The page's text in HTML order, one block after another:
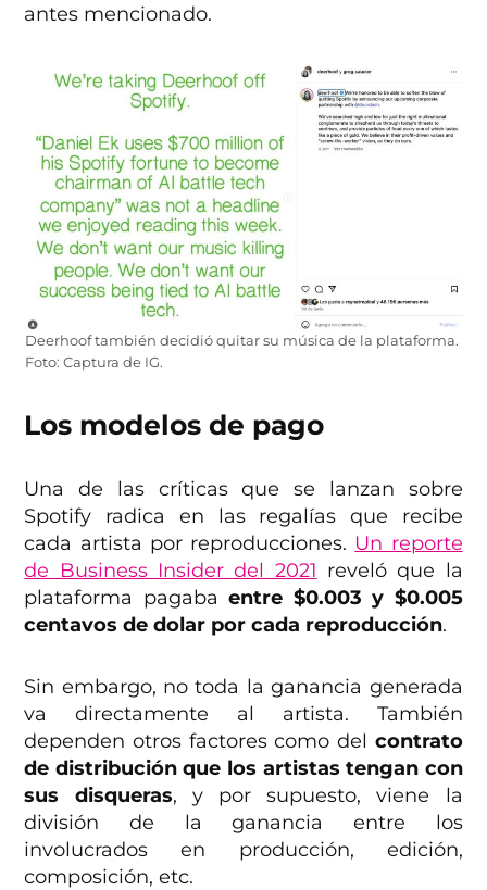
antes mencionado.
Deerhoof también decidió quitar su música de la plataforma.
Foto: Captura de IG.
Los modelos de pago
Una de las críticas que se lanzan sobre
Spotify radica en las regalías que recibe
cada artista por reproducciones. Un reporte
de Business Insider del 2021 reveló que la
plataforma pagabaentre $0.003 y $0.005
centavos de dolar por cada reproducción.
Sin embargo, no toda la ganancia generada
va directamente al artista. También
dependen otros factores como del contrato
de distribución que los artistas tengan con
sus disqueras, y por supuesto, viene la
división de la ganancia entre los
involucrados en producción, edición,
composición, etc.